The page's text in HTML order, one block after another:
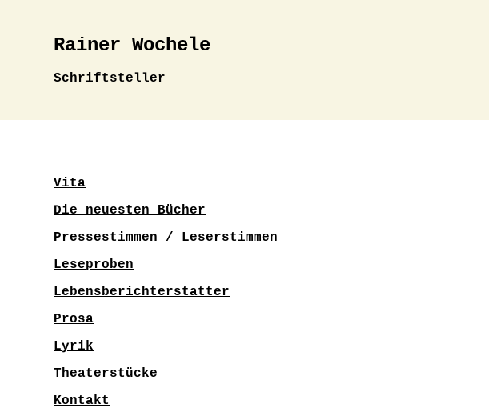
Rainer Wochele
Schriftsteller
Vita
Die neuesten Bücher
Pressestimmen / Leserstimmen
Leseproben
Lebensberichterstatter
Prosa
Lyrik
Theaterstücke
Kontakt